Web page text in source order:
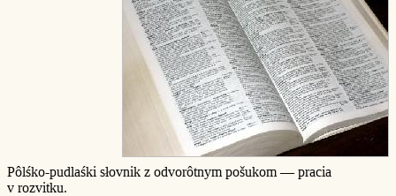
Pôlśko-pudlaśki słovnik z odvorôtnym pošukom — pracia
v rozvitku.